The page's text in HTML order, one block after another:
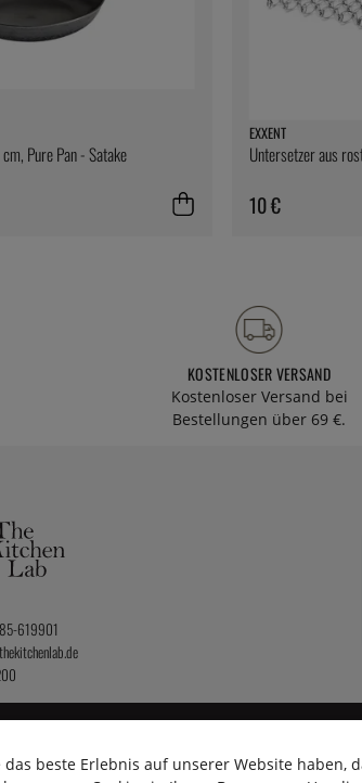
Pure Pan - Satake
EXXENT
Untersetzer aus
10 €
KOSTENLOSER VERSAND
Kostenloser Versand bei
Bestellungen über 69 €.
619901
AB
beste Erlebnis auf unserer Website haben,